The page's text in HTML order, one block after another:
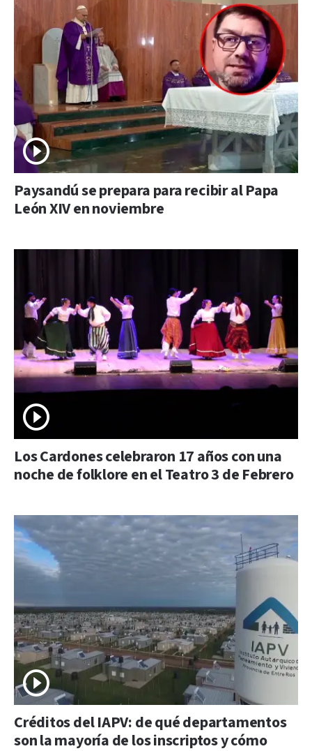
Paysandú se prepara para recibir al Papa
León XIV en noviembre
Los Cardones celebraron 17 años con una
noche de folklore en el Teatro 3 de Febrero
Créditos del IAPV: de qué departamentos
son la mayoría de los inscriptos y cómo